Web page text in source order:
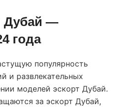
Дубай —
года
популярность
и развлекательных
моделей эскорт Дубай.
за эскорт Дубай,